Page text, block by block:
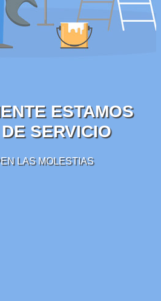
ESTAMOS
SERVICIO
LAS MOLESTIAS